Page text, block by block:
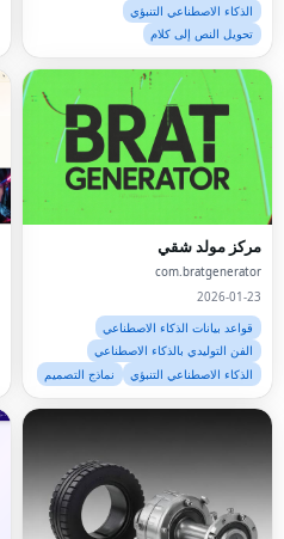
الذكاء الاصطناعي التنبؤي
تحويل النص إلى كلام
مركز مولد شقي
com.bratgenerator
2026-01-23
قواعد بيانات الذكاء الاصطناعي
الفن التوليدي بالذكاء الاصطناعي
الذكاء الاصطناعي التنبؤي
نماذج التصميم